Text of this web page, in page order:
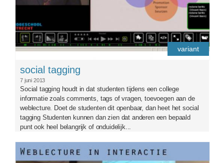
variant
social tagging
7 juni 2013
Social tagging houdt in dat studenten tijdens een college
informatie zoals comments, tags of vragen, toevoegen aan de
weblecture. Doet de studenten dit openbaar, dan heet het social
tagging Studenten kunnen dan zien dat anderen een bepaald
punt ook heel belangrijk of onduidelijk...
weblecture-in-interactiemet_1.jpg